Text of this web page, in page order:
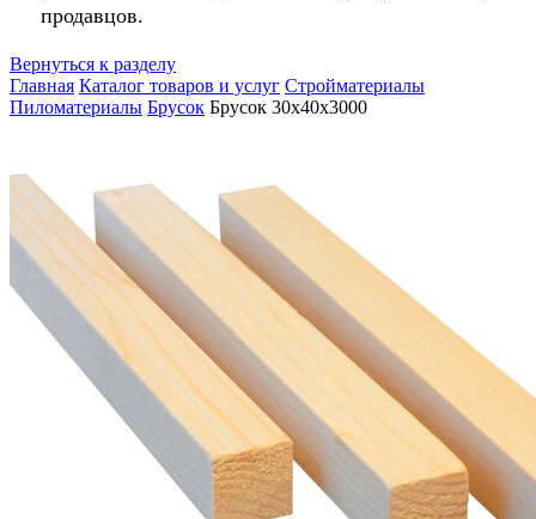
продавцов.
Вернуться к разделу
Главная Каталог товаров и услуг Стройматериалы
Пиломатериалы Брусок Брусок 30х40х3000